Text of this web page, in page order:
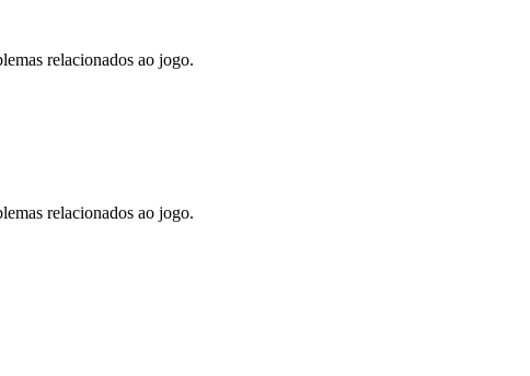
relacionados ao jogo.
relacionados ao jogo.